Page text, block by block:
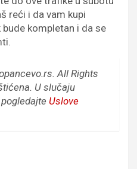
reći i da vam kupi
kompletan i da se
All Rights
U slučaju
Uslove